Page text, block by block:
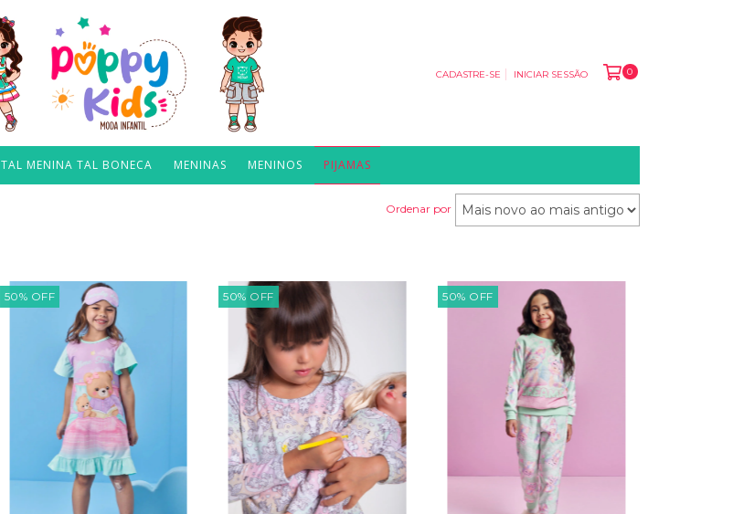
CADASTRE-SE INICIAR SESSÃO 0
TAL MENINA TAL BONECA MENINAS MENINOS PIJAMAS
Ordenar por
50% OFF 50% OFF 50% OFF